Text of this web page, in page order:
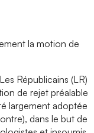
la motion de
Républicains (LR)
de rejet préalable
largement adoptée
dans le but de